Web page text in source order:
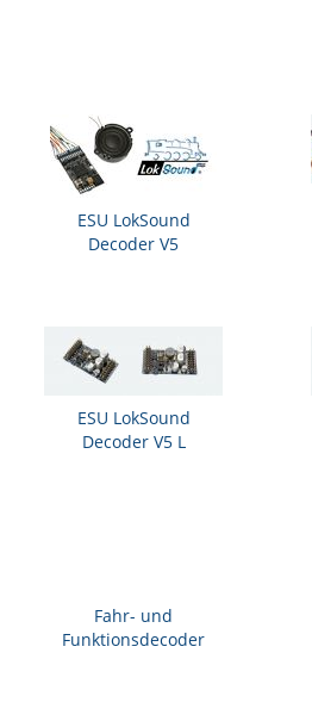
ESU LokSound
Decoder V5
ESU LokSound
Decoder V5 L
Fahr- und
Funktionsdecoder